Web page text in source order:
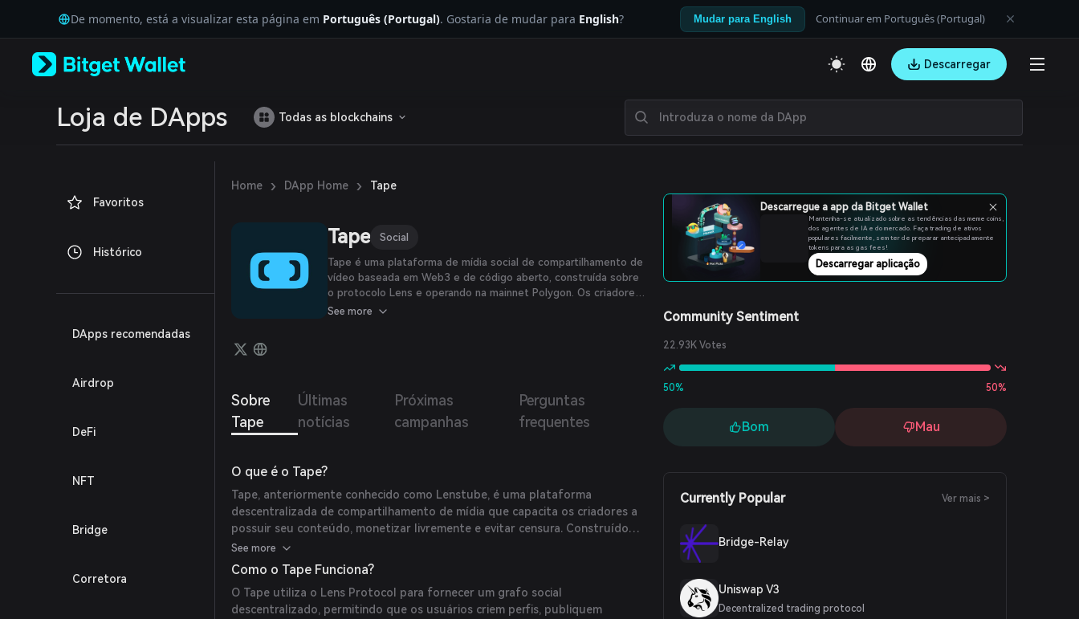
Tiếng Việt
Русский
Español (Latinoamérica)
Português (Portugal)
Bahasa Indonesia
Español (Argentina)
De momento, está a visualizar esta página em Português (Portugal). Gostaria de mudar para English? Mudar para English Continuar em Português (Portugal)
Descarregar
Loja de DApps Todas as blockchains
Favoritos
Histórico
DApps recomendadas
Airdrop
DeFi
NFT
Bridge
Corretora
Home › DApp Home › Tape
Tape Social
Tape é uma plataforma de mídia social de compartilhamento de
vídeo baseada em Web3 e de código aberto, construída sobre
o protocolo Lens e operando na mainnet Polygon. Os criadores
podem enviar seu conteúdo para o Arweave, e os dados serão
descentralizado de compartilhamento de vídeo que permita aos
criadores de conteúdo possuir seus vídeos e monetizá-los por
meio de diversas maneiras, como módulos NFT.
See more
Sobre
Tape
Últimas
notícias
Próximas
campanhas
Perguntas
frequentes
O que é o Tape?
Tape, anteriormente conhecido como Lenstube, é uma plataforma
descentralizada de compartilhamento de mídia que capacita os criadores a
possuir seu conteúdo, monetizar livremente e evitar censura. Construído
sobre o Lens Protocol e operando na rede Polygon, o Tape oferece
armazenamento permanente on-chain com taxas zero de gás para os
See more
Como o Tape Funciona?
O Tape utiliza o Lens Protocol para fornecer um grafo social
descentralizado, permitindo que os usuários criem perfis, publiquem
Descarregue a app da Bitget Wallet
Mantenha-se atualizado sobre as tendências das meme coins,
dos agentes de IA e do mercado. Faça trading de ativos
populares facilmente, sem ter de preparar antecipadamente
tokens para as gas fees!
Descarregar aplicação
Community Sentiment
22.93K Votes
50% 50%
Bom Mau
Currently Popular Ver mais >
Bridge-Relay
Uniswap V3
Decentralized trading protocol